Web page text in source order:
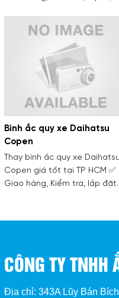
năm kinh nghiệm
Bình ắc quy xe Daihatsu
Copen
Thay bình ắc quy xe Daihatsu
Copen giá tốt tại TP HCM ✅
Giao hàng, Kiểm tra, lắp đặt
CÔNG TY TNHH
Địa chỉ: 343A Lũy Bán